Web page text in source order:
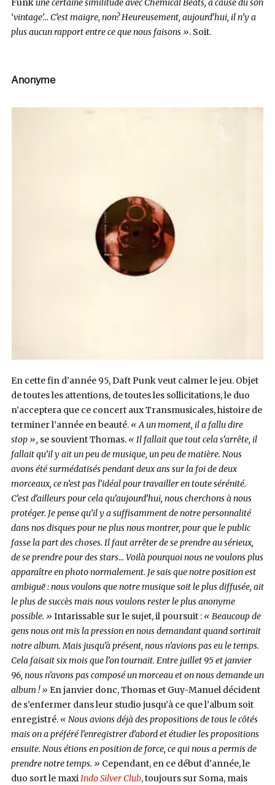
Funkune certaine similitude avec Chemical Beats, à cause du son
‘vintage’… C’est maigre, non? Heureusement, aujourd’hui, il n’y a
plus aucun rapport entre ce que nous faisons ». Soit.
Anonyme
En cette fin d’année 95, Daft Punk veut calmer le jeu. Objet
de toutes les attentions, de toutes les sollicitations, le duo
n’acceptera que ce concert aux Transmusicales, histoire de
terminer l’année en beauté. « A un moment, il a fallu dire
stop », se souvient Thomas.« Il fallait que tout cela s’arrête, il
fallait qu’il y ait un peu de musique, un peu de matière. Nous
avons été surmédatisés pendant deux ans sur la foi de deux
morceaux, ce n’est pas l’idéal pour travailler en toute sérénité.
C’est d’ailleurs pour cela qu’aujourd’hui, nous cherchons à nous
protéger. Je pense qu’il y a suffisamment de notre personnalité
dans nos disques pour ne plus nous montrer, pour que le public
fasse la part des choses. Il faut arrêter de se prendre au sérieux,
de se prendre pour des stars… Voilà pourquoi nous ne voulons plus
apparaître en photo normalement. Je sais que notre position est
ambiguë : nous voulons que notre musique soit le plus diffusée, ait
le plus de succès mais nous voulons rester le plus anonyme
possible. » Intarissable sur le sujet, il poursuit :« Beaucoup de
gens nous ont mis la pression en nous demandant quand sortirait
notre album. Mais jusqu’à présent, nous n’avions pas eu le temps.
Cela faisait six mois que l’on tournait. Entre juillet 95 et janvier
96, nous n’avons pas composé un morceau et on nous demande un
album ! » En janvier donc, Thomas et Guy-Manuel décident
de s’enfermer dans leur studio jusqu’à ce que l’album soit
enregistré. « Nous avions déjà des propositions de tous le côtés
mais on a préféré l’enregistrer d’abord et étudier les propositions
ensuite. Nous étions en position de force, ce qui nous a permis de
prendre notre temps. » Cependant, en ce début d’année, le
duo sort le maxi Indo Silver Club, toujours sur Soma, mais